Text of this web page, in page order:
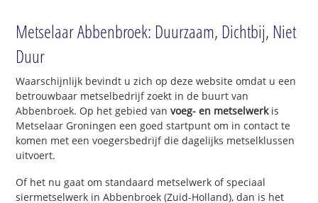
Metselaar Abbenbroek: Duurzaam, Dichtbij, Niet
Duur
Waarschijnlijk bevindt u zich op deze website omdat u een
betrouwbaar metselbedrijf zoekt in de buurt van
Abbenbroek. Op het gebied van voeg- en metselwerkis
Metselaar Groningen een goed startpunt om in contact te
komen met een voegersbedrijf die dagelijks metselklussen
uitvoert.
Of het nu gaat om standaard metselwerk of speciaal
siermetselwerk in Abbenbroek (Zuid-Holland), dan is het